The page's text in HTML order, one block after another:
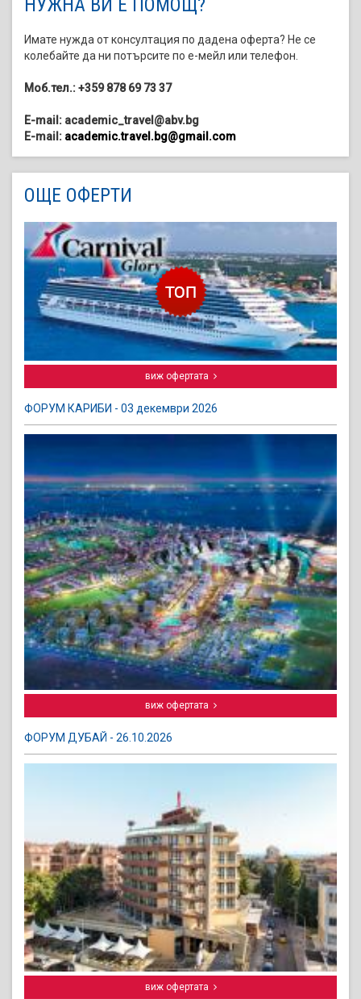
НУЖНА ВИ Е ПОМОЩ?
Имате нужда от консултация по дадена оферта? Не се
колебайте да ни потърсите по е-мейл или телефон.
Моб.тел.: +359 878 69 73 37
E-mail: academic_travel@abv.bg
E-mail: academic.travel.bg@gmail.com
ОЩЕ ОФЕРТИ
виж офертата
ФОРУМ КАРИБИ - 03 декември 2026
виж офертата
ФОРУМ ДУБАЙ - 26.10.2026
виж офертата